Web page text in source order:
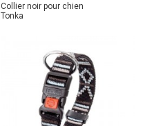
Collier noir pour chien
Tonka